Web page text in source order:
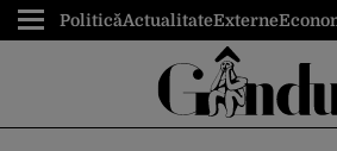
PoliticăActualitateExterne